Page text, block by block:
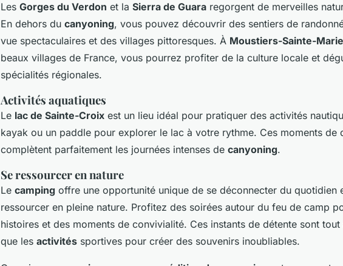
Les Gorges du Verdon et la Sierra de Guara regorgent de merveilles
En dehors du canyoning, vous pouvez découvrir des sentiers de
vue spectaculaires et des villages pittoresques. À Moustiers-Sainte-Marie
beaux villages de France, vous pourrez profiter de la culture locale et
spécialités régionales.
Activités aquatiques
Le lac de Sainte-Croix est un lieu idéal pour pratiquer des activités
kayak ou un paddle pour explorer le lac à votre rythme. Ces moments de
complètent parfaitement les journées intenses de canyoning.
Se ressourcer en nature
Le camping offre une opportunité unique de se déconnecter du quotidien
ressourcer en pleine nature. Profitez des soirées autour du feu de camp
histoires et des moments de convivialité. Ces instants de détente sont
que les activités sportives pour créer des souvenirs inoubliables.